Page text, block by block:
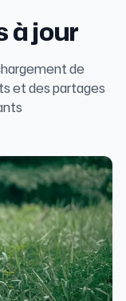
à jour
de
et des partages